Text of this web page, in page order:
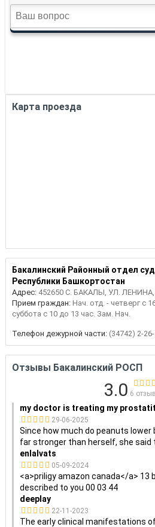
Карта проезда
Бакалинский Районный отдел
Республики Башкортостан
Адрес:452650 С. БАКАЛЫ, УЛ. ЛЕНИНА,
Прием граждан:Нач. отд. - четверг с
суббота с 10 до 13 час. Зам. Нач.
Телефон дежурной части:(34742) 2-
Отзывы Бакалинский РОСП
3.0 6
my doctor is treating my
29-06-2025
Since how much do peanuts lower
far stronger than herself, she said
enlalvats
05-09-2024
<a>priligy amazon canada</a> 13
described to you 00 03 44
deeplay
22-11-2023
The early clinical manifestations